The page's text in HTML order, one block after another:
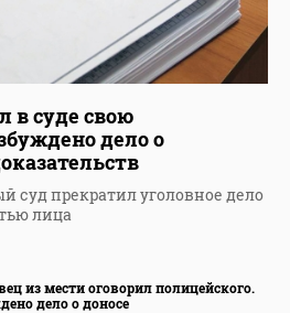
в суде свою
дело о
суд прекратил уголовное дело
лица
из мести оговорил полицейского.
дело о доносе